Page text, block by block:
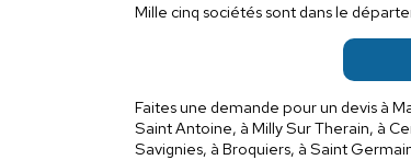
Mille cinq sociétés sont dans le
Faites une demande pour un devis à
Saint Antoine, à Milly Sur Therain, à
Savignies, à Broquiers, à Saint